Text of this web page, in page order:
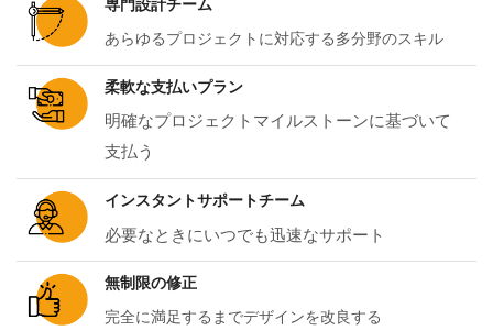
専門設計チーム
あらゆるプロジェクトに対応する多分野のスキル
柔軟な支払いプラン
明確なプロジェクトマイルストーンに基づいて
支払う
インスタントサポートチーム
必要なときにいつでも迅速なサポート
無制限の修正
完全に満足するまでデザインを改良する